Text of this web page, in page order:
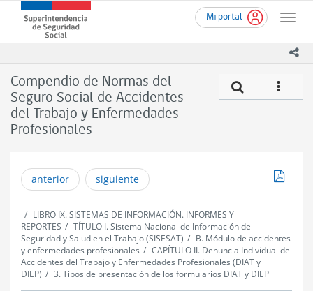
contenido
Mi portal
Toggle
Superintendencia
de
(SUSESO)
-
Gobierno
de
Chile
Compendio de Normas del
Seguro Social de Accidentes
del Trabajo y Enfermedades
Profesionales
icono
anterior siguiente
LIBRO IX. SISTEMAS DE INFORMACIÓN. INFORMES Y
REPORTES
TÍTULO I. Sistema Nacional de Información de
Seguridad y Salud en el Trabajo (SISESAT)
B. Módulo de accidentes
y enfermedades profesionales
CAPÍTULO II. Denuncia Individual de
Accidentes del Trabajo y Enfermedades Profesionales (DIAT y
DIEP)
3. Tipos de presentación de los formularios DIAT y DIEP